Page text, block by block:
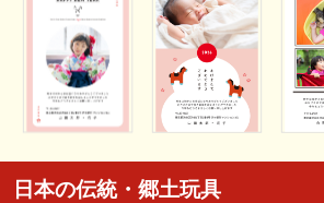
日本の伝統・郷土玩具